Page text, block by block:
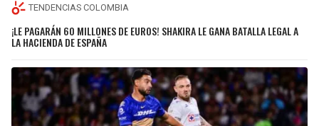
TENDENCIAS COLOMBIA
¡LE PAGARÁN 60 MILLONES DE EUROS! SHAKIRA LE GANA BATALLA LEGAL A
LA HACIENDA DE ESPAÑA